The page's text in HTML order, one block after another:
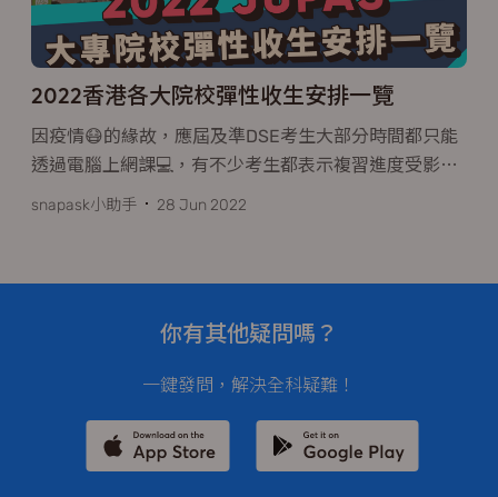
2022香港各大院校彈性收生安排一覽
因疫情😷的緣故，應屆及準DSE考生大部分時間都只能
透過電腦上網課💻，有不少考生都表示複習進度受影…
snapask小助手 28 Jun 2022
你有其他疑問嗎？
一鍵發問，解決全科疑難！